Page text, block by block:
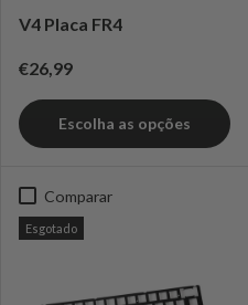
V4 Placa FR4
Preço normal
€26,99
Escolha as opções
Comparar
Esgotado